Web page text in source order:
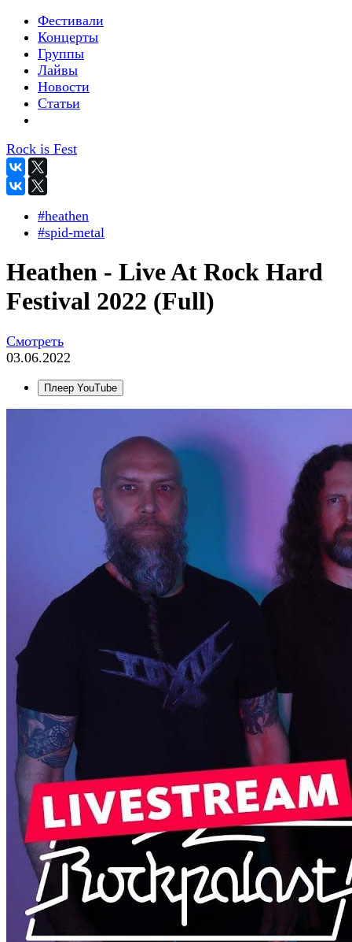
Фестивали
Концерты
Группы
Лайвы
Новости
Статьи
Rock is Fest
#heathen
#spid-metal
Heathen - Live At Rock Hard
Festival 2022 (Full)
Смотреть
03.06.2022
Плеер YouTube